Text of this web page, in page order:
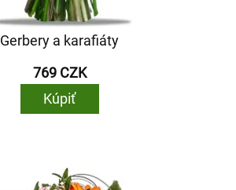
Gerbery a karafiáty
769 CZK
Kúpiť